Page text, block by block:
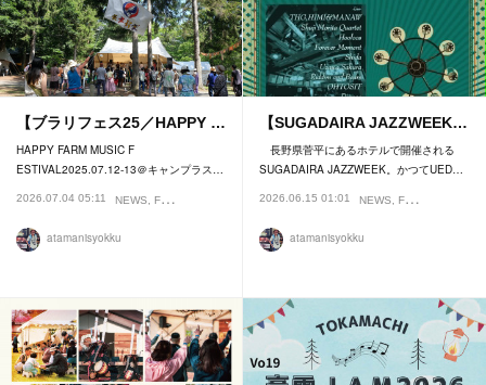
【ブラリフェス25／HAPPY …
HAPPY FARM MUSIC F
ESTIVAL2025.07.12-13＠キャンプラス…
2026.07.04 05:11 NEWS FESTIVAL
atamanisyokku
【SUGADAIRA JAZZWEEK…
長野県菅平にあるホテルで開催される
SUGADAIRA JAZZWEEK。かつてUED…
2026.06.15 01:01 NEWS FESTIVAL
atamanisyokku